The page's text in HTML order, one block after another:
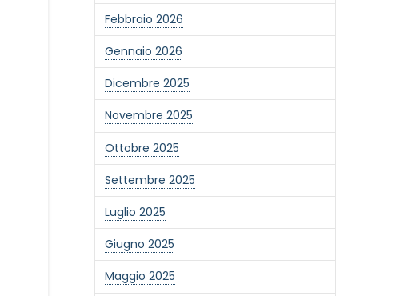
Febbraio 2026
Gennaio 2026
Dicembre 2025
Novembre 2025
Ottobre 2025
Settembre 2025
Luglio 2025
Giugno 2025
Maggio 2025